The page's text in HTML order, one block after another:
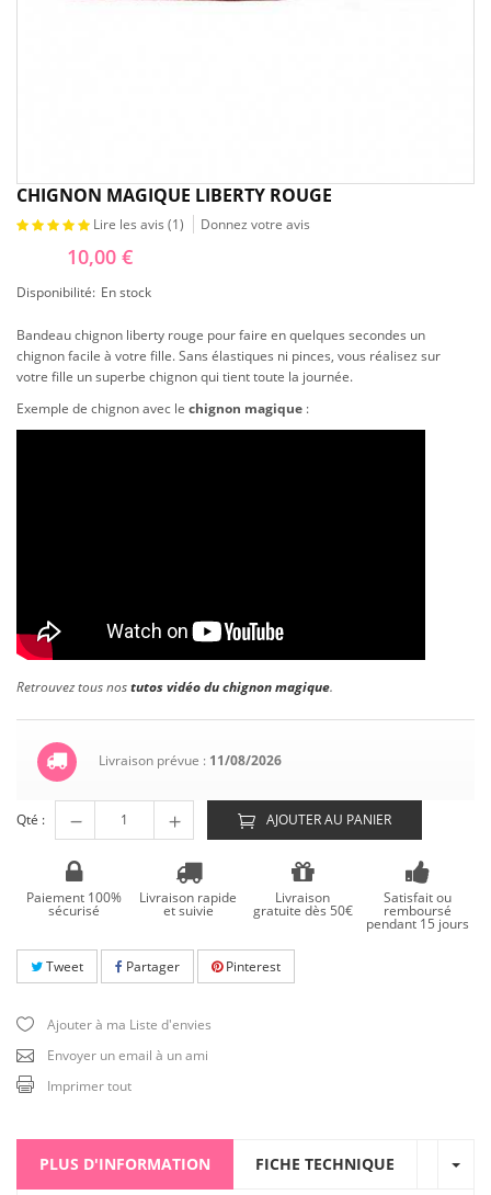
CHIGNON MAGIQUE LIBERTY ROUGE
Lire les avis (1) Donnez votre avis
10,00 €
Disponibilité: En stock
Bandeau chignon liberty rouge pour faire en quelques secondes un
chignon facile à votre fille. Sans élastiques ni pinces, vous réalisez sur
votre fille un superbe chignon qui tient toute la journée.
Exemple de chignon avec le chignon magique :
Retrouvez tous nostutos vidéo du chignon magique.
Livraison prévue : 11/08/2026
Qté : AJOUTER AU PANIER
Paiement 100%
sécurisé
Livraison rapide
et suivie
Livraison
gratuite dès 50€
Satisfait ou
remboursé
pendant 15 jours
Tweet Partager Pinterest
Ajouter à ma Liste d'envies
Envoyer un email à un ami
Imprimer tout
PLUS D'INFORMATION FICHE TECHNIQUE